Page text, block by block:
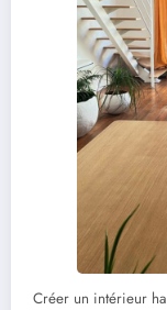
Créer un intérieur